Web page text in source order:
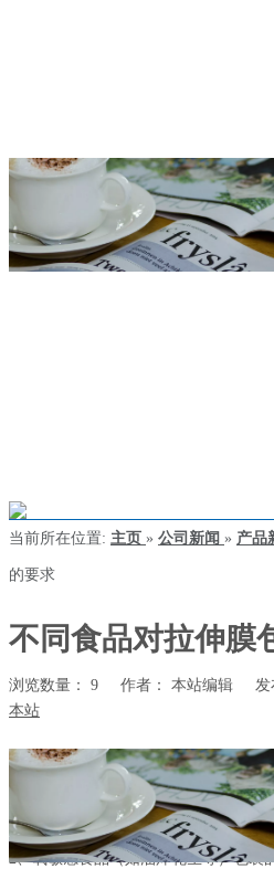
当前所在位置: 主页 » 公司新闻 » 产品
的要求
不同食品对拉伸膜
浏览数量： 9 作者： 本站编辑 发
本站
不同食品对拉伸膜
1、不同食品的气调保鲜要求在应用
的不同贮藏特性来选择合适的气调气
2、氧敏感食品（如油炸花生等）包装